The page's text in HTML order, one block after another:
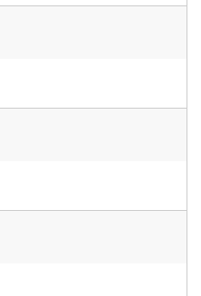
ーを通して「肌がきれいに
」のポイントをわかりやす
らの私”がもっと好きにな
っと好きになる。